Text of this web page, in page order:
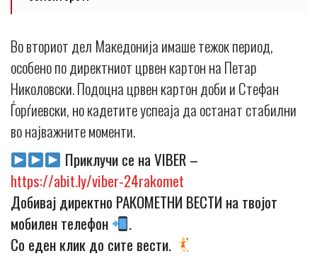
Во вториот дел Македонија имаше тежок период,
особено по директниот црвен картон на Петар
Николовски. Подоцна црвен картон доби и Стефан
Ѓорѓиевски, но кадетите успеаја да останат стабилни
во најважните моменти.
Приклучи се на VIBER –
https://abit.ly/viber-24rakomet
Добивај директно РАКОМЕТНИ ВЕСТИ на твојот
мобилен телефон
.
Со еден клик до сите вести.